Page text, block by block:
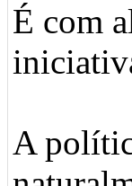
É com
A